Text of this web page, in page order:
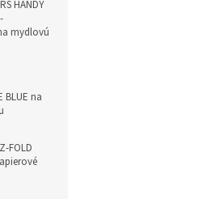
HANDY
mydlovú
BLUE na
FOLD